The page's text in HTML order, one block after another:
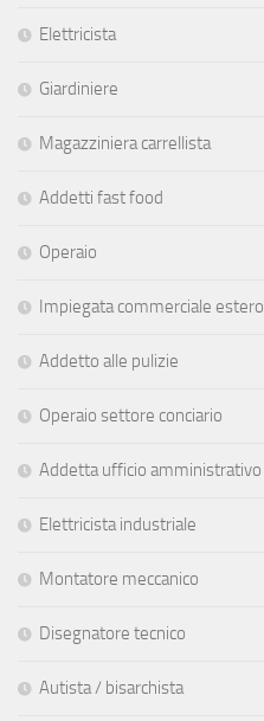
Elettricista
Giardiniere
Magazziniera carrellista
Addetti fast food
Operaio
Impiegata commerciale estero
Addetto alle pulizie
Operaio settore conciario
Addetta ufficio amministrativo
Elettricista industriale
Montatore meccanico
Disegnatore tecnico
Autista / bisarchista